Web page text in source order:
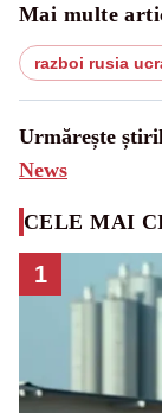
Mai multe
razboi rusia
Urmărește
News
CELE MAI
1